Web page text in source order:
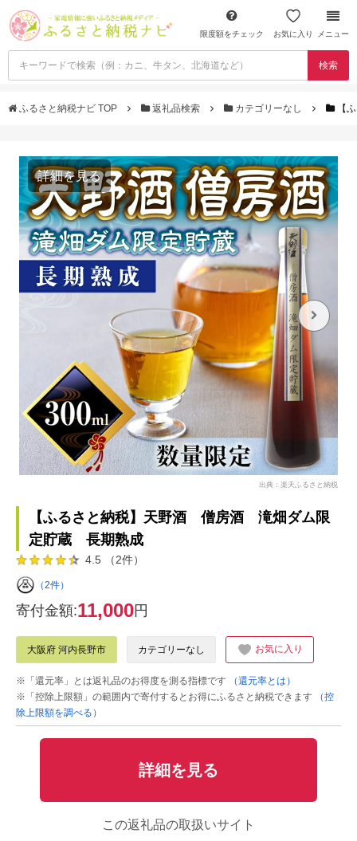
限度額をチェック お気に入り メニュー
検索
ふるさと納税ナビ TOP 返礼品検索 カテゴリーなし 【
詳細を見る
出典：楽天ふるさと納税
【ふるさと納税】天野酒 僧房酒 滝畑ダム限
定貯蔵 長期熟成
4.5 （2件）
（2件）
寄付金額:11,000円
大阪府 河内長野市 カテゴリーなし お気に入り
※「還元率」とは返礼品のお得度を測る指標です
（還元率とは）
※「控除上限額」の範囲内で寄付するとお得にふるさと納税できます
（控
除上限額を調べる）
詳細を見る
この返礼品の取扱いサイト